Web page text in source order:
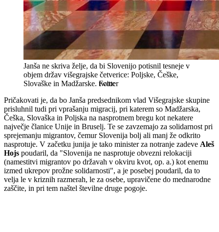
Janša ne skriva želje, da bi Slovenijo potisnil tesneje v
objem držav višegrajske četverice: Poljske, Češke,
Slovaške in Madžarske. twitter
Pričakovati je, da bo Janša predsednikom vlad Višegrajske skupine
prisluhnil tudi pri vprašanju migracij, pri katerem so Madžarska,
Češka, Slovaška in Poljska na nasprotnem bregu kot nekatere
največje članice Unije in Bruselj. Te se zavzemajo za solidarnost pri
sprejemanju migrantov, čemur Slovenija bolj ali manj že odkrito
nasprotuje. V začetku junija je tako minister za notranje zadeve Aleš
Hojs poudaril, da "Slovenija ne nasprotuje obvezni relokaciji
(namestitvi migrantov po državah v okviru kvot, op. a.) kot enemu
izmed ukrepov prožne solidarnosti", a je posebej poudaril, da to
velja le v kriznih razmerah, le za osebe, upravičene do mednarodne
zaščite, in pri tem naštel številne druge pogoje.